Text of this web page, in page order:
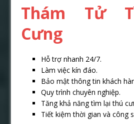
Thám Tử
Cưng
Hỗ trợ nhanh 24/7.
Làm việc kín đáo.
Bảo mật thông tin khách
Quy trình chuyên nghiệp.
Tăng khả năng tìm lại thú
Tiết kiệm thời gian và công